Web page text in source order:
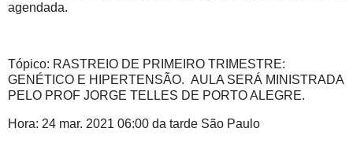
agendada.
Tópico: RASTREIO DE PRIMEIRO TRIMESTRE:
GENÉTICO E HIPERTENSÃO. AULA SERÁ MINISTRADA
PELO PROF JORGE TELLES DE PORTO ALEGRE.
Hora: 24 mar. 2021 06:00 da tarde São Paulo